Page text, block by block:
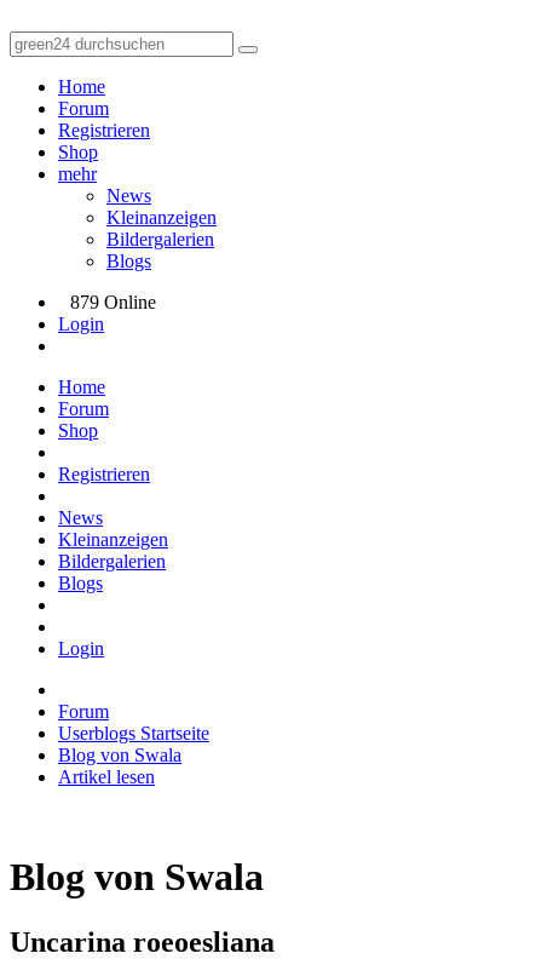
Home
Forum
Registrieren
Shop
mehr
News
Kleinanzeigen
Bildergalerien
Blogs
879 Online
Login
Home
Forum
Shop
Registrieren
News
Kleinanzeigen
Bildergalerien
Blogs
Login
Forum
Userblogs Startseite
Blog von Swala
Artikel lesen
Blog von Swala
Uncarina roeoesliana